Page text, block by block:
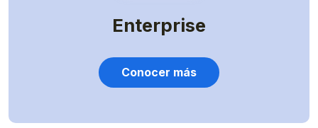
Enterprise
Conocer más